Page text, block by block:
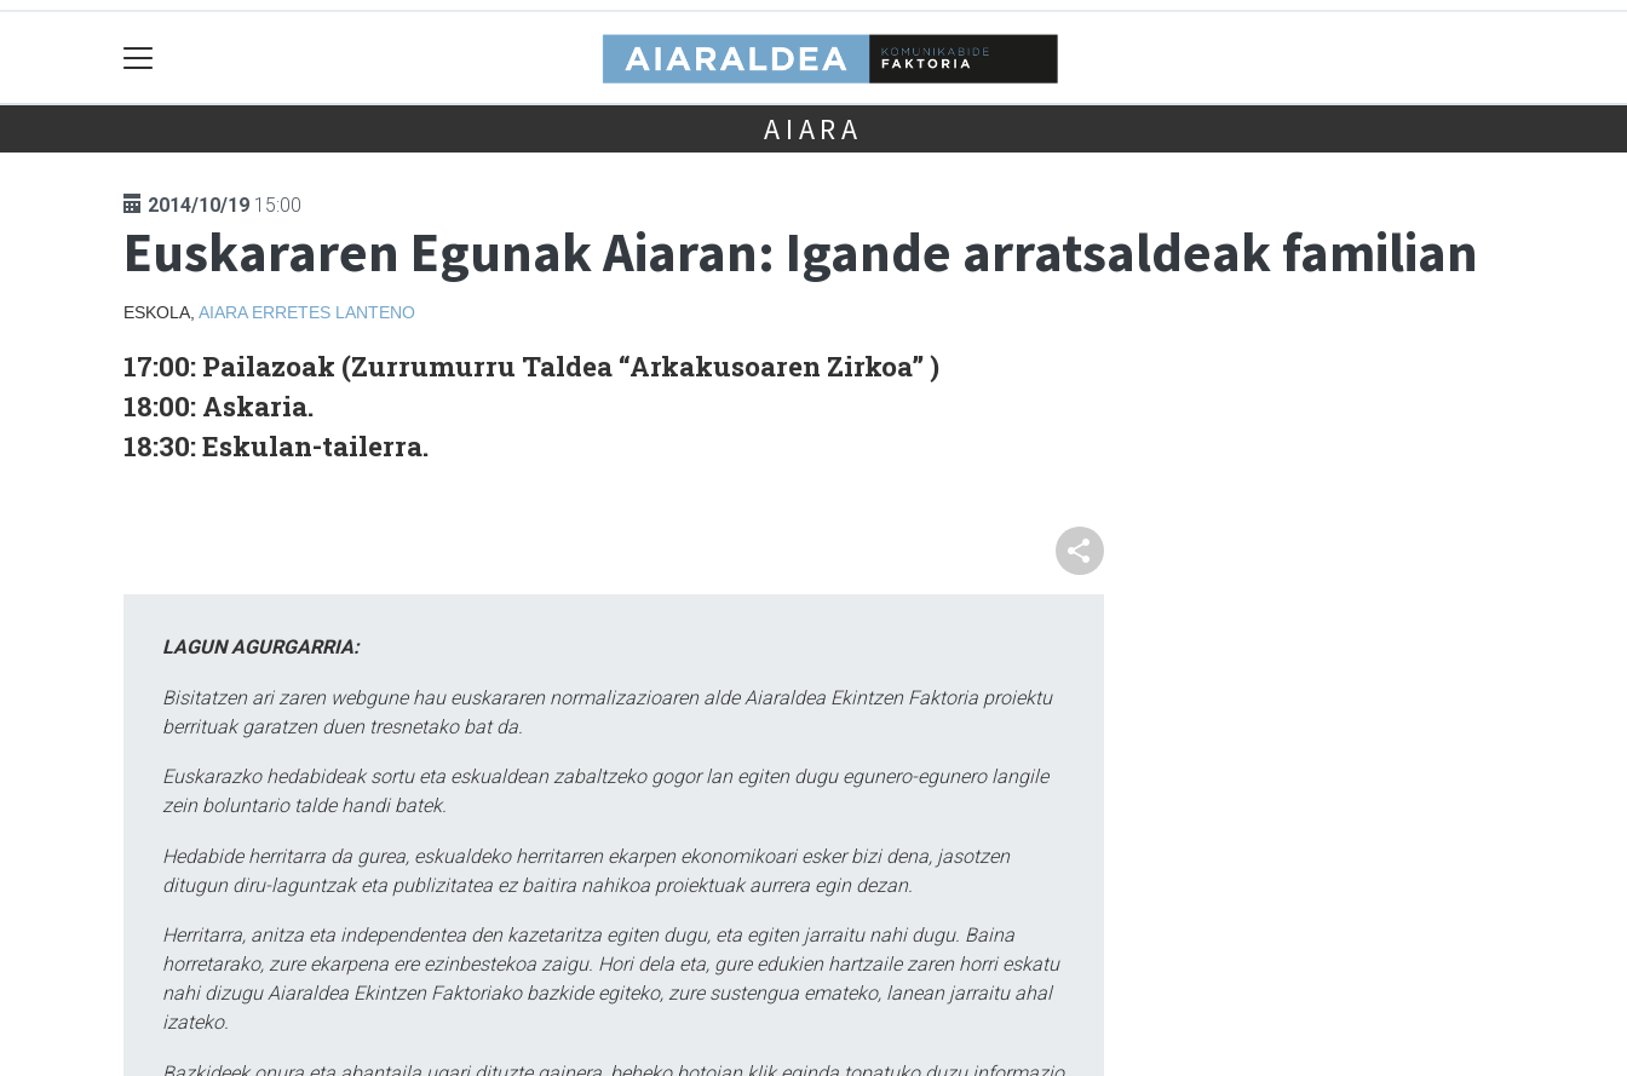
AIARA
2014/10/19 15:00
Euskararen Egunak Aiaran: Igande arratsaldeak familian
ESKOLA, AIARA ERRETES LANTENO
17:00: Pailazoak (Zurrumurru Taldea “Arkakusoaren Zirkoa” )
18:00: Askaria.
18:30: Eskulan-tailerra.
LAGUN AGURGARRIA:
Bisitatzen ari zaren webgune hau euskararen normalizazioaren alde Aiaraldea Ekintzen Faktoria proiektu
berrituak garatzen duen tresnetako bat da.
Euskarazko hedabideak sortu eta eskualdean zabaltzeko gogor lan egiten dugu egunero-egunero langile
zein boluntario talde handi batek.
Hedabide herritarra da gurea, eskualdeko herritarren ekarpen ekonomikoari esker bizi dena, jasotzen
ditugun diru-laguntzak eta publizitatea ez baitira nahikoa proiektuak aurrera egin dezan.
Herritarra, anitza eta independentea den kazetaritza egiten dugu, eta egiten jarraitu nahi dugu. Baina
horretarako, zure ekarpena ere ezinbestekoa zaigu. Hori dela eta, gure edukien hartzaile zaren horri eskatu
nahi dizugu Aiaraldea Ekintzen Faktoriako bazkide egiteko, zure sustengua emateko, lanean jarraitu ahal
izateko.